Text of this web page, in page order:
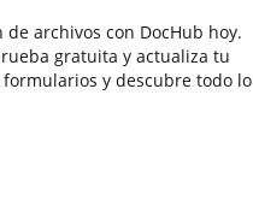
archivos con DocHub hoy.
gratuita y actualiza tu
y descubre todo lo